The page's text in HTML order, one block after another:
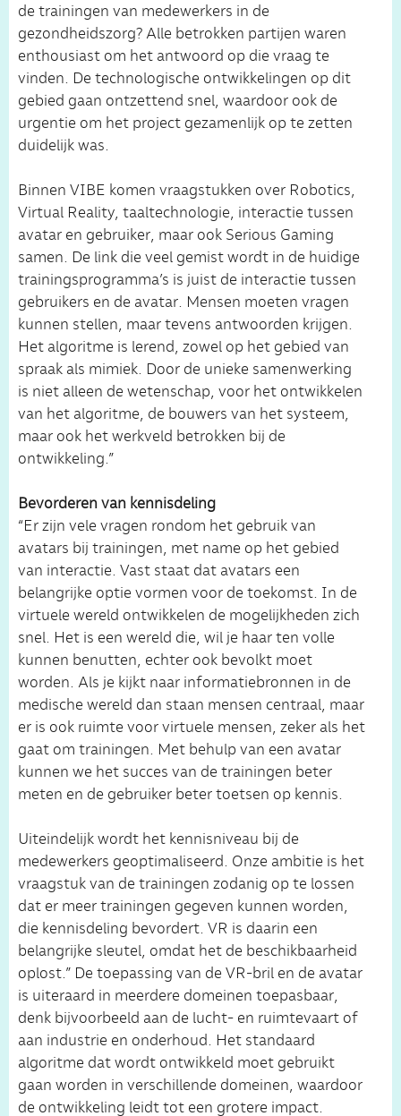
de trainingen van medewerkers in de
gezondheidszorg? Alle betrokken partijen waren
enthousiast om het antwoord op die vraag te
vinden. De technologische ontwikkelingen op dit
gebied gaan ontzettend snel, waardoor ook de
urgentie om het project gezamenlijk op te zetten
duidelijk was.
Binnen VIBE komen vraagstukken over Robotics,
Virtual Reality, taaltechnologie, interactie tussen
avatar en gebruiker, maar ook Serious Gaming
samen. De link die veel gemist wordt in de huidige
trainingsprogramma’s is juist de interactie tussen
gebruikers en de avatar. Mensen moeten vragen
kunnen stellen, maar tevens antwoorden krijgen.
Het algoritme is lerend, zowel op het gebied van
spraak als mimiek. Door de unieke samenwerking
is niet alleen de wetenschap, voor het ontwikkelen
van het algoritme, de bouwers van het systeem,
maar ook het werkveld betrokken bij de
ontwikkeling.”
Bevorderen van kennisdeling
“Er zijn vele vragen rondom het gebruik van
avatars bij trainingen, met name op het gebied
van interactie. Vast staat dat avatars een
belangrijke optie vormen voor de toekomst. In de
virtuele wereld ontwikkelen de mogelijkheden zich
snel. Het is een wereld die, wil je haar ten volle
kunnen benutten, echter ook bevolkt moet
worden. Als je kijkt naar informatiebronnen in de
medische wereld dan staan mensen centraal, maar
er is ook ruimte voor virtuele mensen, zeker als het
gaat om trainingen. Met behulp van een avatar
kunnen we het succes van de trainingen beter
meten en de gebruiker beter toetsen op kennis.
Uiteindelijk wordt het kennisniveau bij de
medewerkers geoptimaliseerd. Onze ambitie is het
vraagstuk van de trainingen zodanig op te lossen
dat er meer trainingen gegeven kunnen worden,
die kennisdeling bevordert. VR is daarin een
belangrijke sleutel, omdat het de beschikbaarheid
oplost.” De toepassing van de VR-bril en de avatar
is uiteraard in meerdere domeinen toepasbaar,
denk bijvoorbeeld aan de lucht- en ruimtevaart of
aan industrie en onderhoud. Het standaard
algoritme dat wordt ontwikkeld moet gebruikt
gaan worden in verschillende domeinen, waardoor
de ontwikkeling leidt tot een grotere impact.